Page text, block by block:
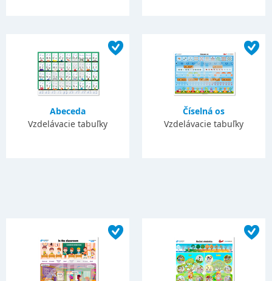
Abeceda
Vzdelávacie tabuľky
Číselná os
Vzdelávacie tabuľky